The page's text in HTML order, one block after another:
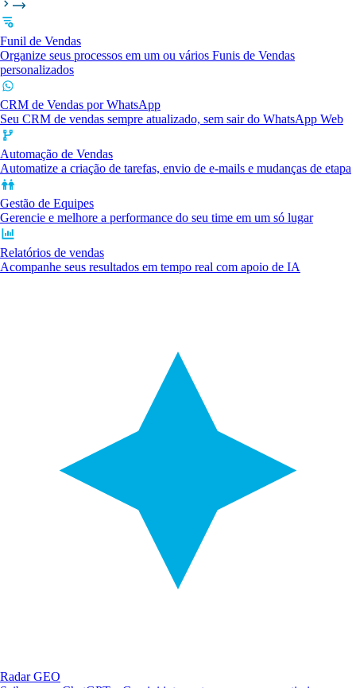
Funil de Vendas
Organize seus processos em um ou vários Funis de Vendas
personalizados
CRM de Vendas por WhatsApp
Seu CRM de vendas sempre atualizado, sem sair do WhatsApp Web
Automação de Vendas
Automatize a criação de tarefas, envio de e-mails e mudanças de etapa
Gestão de Equipes
Gerencie e melhore a performance do seu time em um só lugar
Relatórios de vendas
Acompanhe seus resultados em tempo real com apoio de IA
Radar GEO